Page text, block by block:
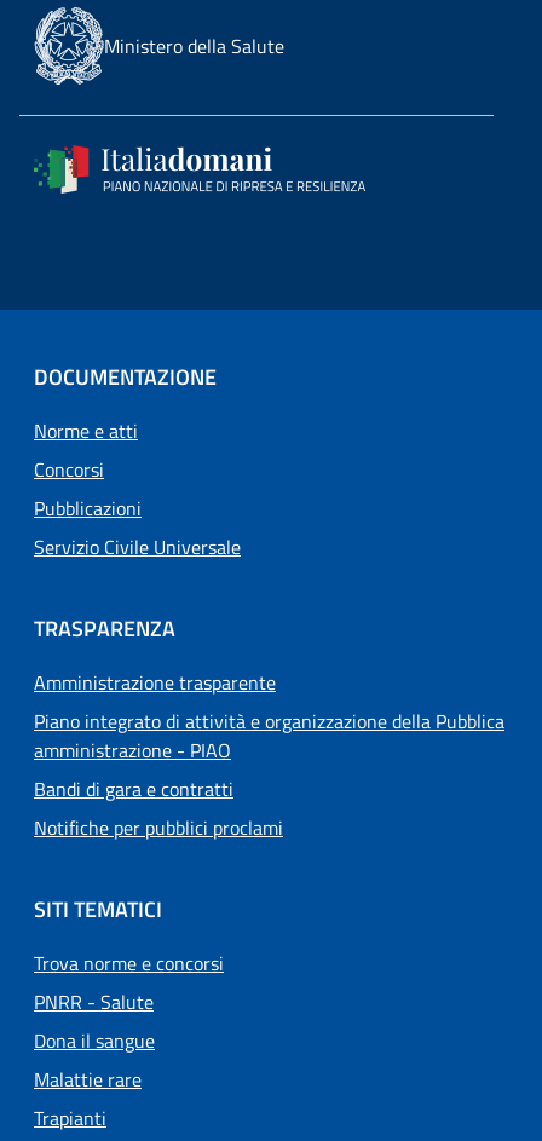
Ministero della Salute
DOCUMENTAZIONE
Norme e atti
Concorsi
Pubblicazioni
Servizio Civile Universale
TRASPARENZA
Amministrazione trasparente
Piano integrato di attività e organizzazione della Pubblica
amministrazione - PIAO
Bandi di gara e contratti
Notifiche per pubblici proclami
SITI TEMATICI
Trova norme e concorsi
PNRR - Salute
Dona il sangue
Malattie rare
Trapianti